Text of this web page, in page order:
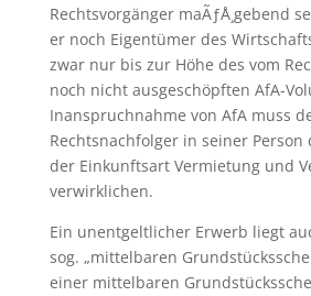
Rechtsvorgänger maÃƒÅ¸gebend
er noch Eigentümer des
zwar nur bis zur Höhe des vom
noch nicht ausgeschöpften AfA-
Inanspruchnahme von AfA muss
Rechtsnachfolger in seiner Person
der Einkunftsart Vermietung und
verwirklichen.
Ein unentgeltlicher Erwerb liegt
sog. „mittelbaren
einer mittelbaren